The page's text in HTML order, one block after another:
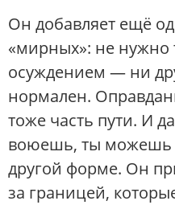
Он добавляет ещё
«мирных»: не нужно
осуждением — ни
нормален.
тоже часть пути. И
воюешь, ты можешь
другой форме. Он
за границей,